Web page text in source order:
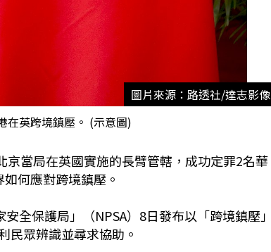
圖片來源：路透社/達志影像
在英跨境鎮壓。 (示意圖)
當局在英國實施的長臂管轄，成功定罪2名華
何應對跨境鎮壓。
全保護局」（NPSA）8日發布以「跨境鎮壓」
民眾辨識並尋求協助。